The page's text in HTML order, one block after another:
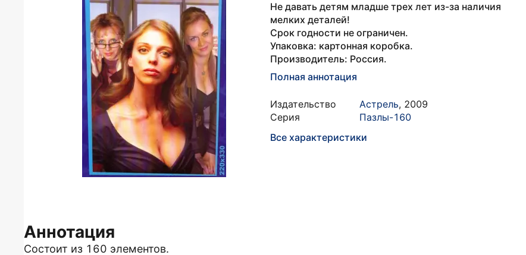
Не давать детям младше трех лет из-за наличия
мелких деталей!
Срок годности не ограничен.
Упаковка: картонная коробка.
Производитель: Россия.
Полная аннотация
Издательство Астрель, 2009
Серия
Пазлы-160
Все характеристики
Аннотация
Состоит из 160 элементов.